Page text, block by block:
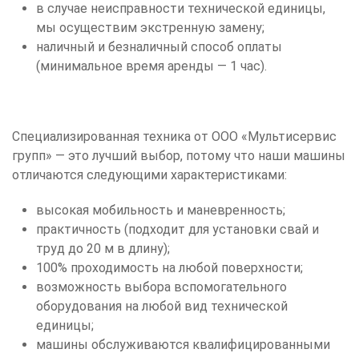
в случае неисправности технической единицы,
мы осуществим экстренную замену;
наличный и безналичный способ оплаты
(минимальное время аренды — 1 час).
Специализированная техника от ООО «Мультисервис
групп» — это лучший выбор, потому что наши машины
отличаются следующими характеристиками:
высокая мобильность и маневренность;
практичность (подходит для установки свай и
труд до 20 м в длину);
100% проходимость на любой поверхности;
возможность выбора вспомогательного
оборудования на любой вид технической
единицы;
машины обслуживаются квалифицированными